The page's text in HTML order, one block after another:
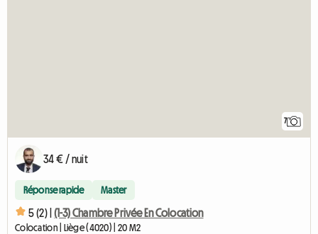
7
34 € / nuit
Réponse rapide Master
5 (2) | (1-3) Chambre Privée En Colocation
Colocation | Liège (4020) | 20 M2